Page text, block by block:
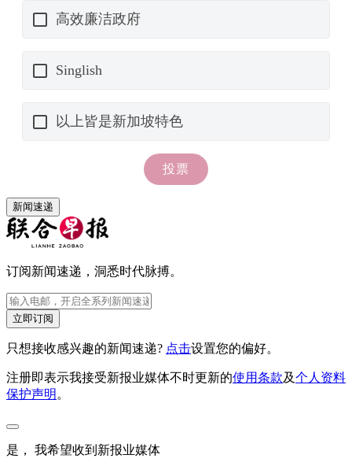
新闻速递
订阅新闻速递，洞悉时代脉搏。
立即订阅
只想接收感兴趣的新闻速递? 点击设置您的偏好。
注册即表示我接受新报业媒体不时更新的使用条款及个人资料
保护声明。
是， 我希望收到新报业媒体